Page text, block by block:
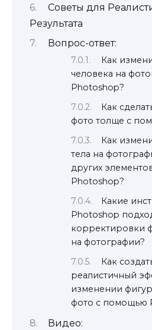
Советы для
Результата
Вопрос-ответ:
Как
человека на
Photoshop?
Как
фото толще с
Как
тела на
других
Photoshop?
Какие
Photoshop
корректировки
на фотографии?
Как
реалистичный
изменении
фото с помощью
Видео: